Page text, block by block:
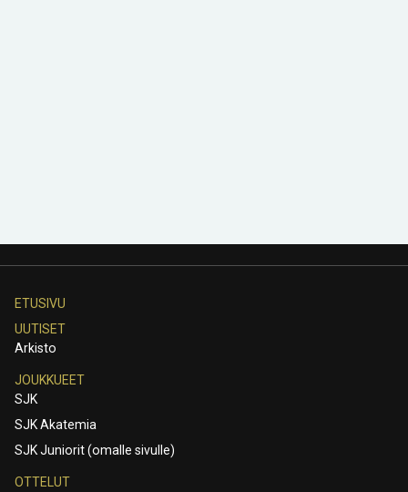
ETUSIVU
UUTISET
Arkisto
JOUKKUEET
SJK
SJK Akatemia
SJK Juniorit (omalle sivulle)
OTTELUT